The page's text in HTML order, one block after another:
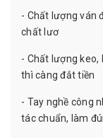
- Chất lượng ván
chất lươ
- Chất lượng
thì càng đắt tiền
- Tay nghề công
tác chuẩn, làm